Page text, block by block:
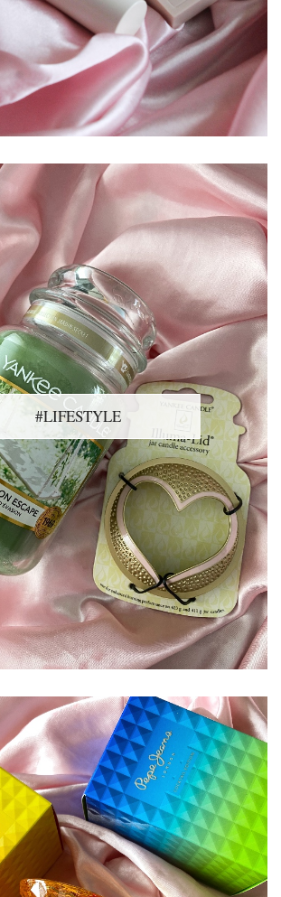
#LIFESTYLE